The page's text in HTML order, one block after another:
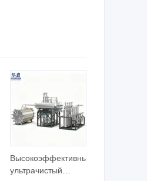
Высокоэффективный
ультрачистый